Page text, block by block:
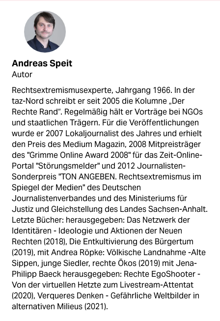
Andreas Speit
Autor
Rechtsextremismusexperte, Jahrgang 1966. In der
taz-Nord schreibt er seit 2005 die Kolumne „Der
Rechte Rand“. Regelmäßig hält er Vorträge bei NGOs
und staatlichen Trägern. Für die Veröffentlichungen
wurde er 2007 Lokaljournalist des Jahres und erhielt
den Preis des Medium Magazin, 2008 Mitpreisträger
des "Grimme Online Award 2008" für das Zeit-Online-
Portal "Störungsmelder" und 2012 Journalisten-
Sonderpreis "TON ANGEBEN. Rechtsextremismus im
Spiegel der Medien" des Deutschen
Journalistenverbandes und des Ministeriums für
Justiz und Gleichstellung des Landes Sachsen-Anhalt.
Letzte Bücher: herausgegeben: Das Netzwerk der
Identitären - Ideologie und Aktionen der Neuen
Rechten (2018), Die Entkultivierung des Bürgertum
(2019), mit Andrea Röpke: Völkische Landnahme -Alte
Sippen, junge Siedler, rechte Ökos (2019) mit Jena-
Philipp Baeck herausgegeben: Rechte EgoShooter -
Von der virtuellen Hetzte zum Livestream-Attentat
(2020), Verqueres Denken - Gefährliche Weltbilder in
alternativen Milieus (2021).